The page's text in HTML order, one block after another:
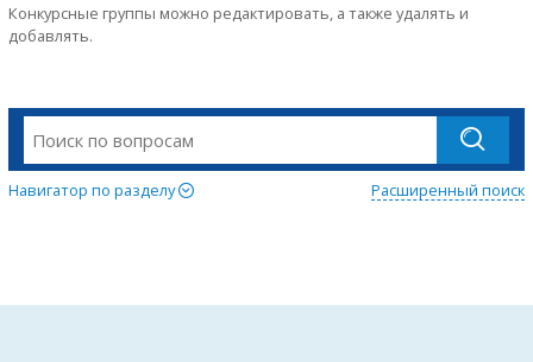
Конкурсные группы можно редактировать, а также удалять и
добавлять.
Навигатор по разделу Расширенный поиск